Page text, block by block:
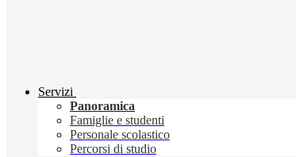
Servizi
Panoramica
Famiglie e studenti
Personale scolastico
Percorsi di studio